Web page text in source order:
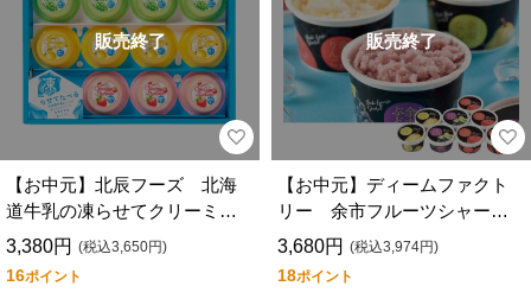
販売終了
【お中元】北辰フーズ 北海
道牛乳の凍らせてクリーミー
シャーベット ＣＳ－１１
3,380円 (税込3,650円)
16ポイント
販売終了
【お中元】ディームファクト
リー 余市フルーツシャーベ
ットセット ＹＦＳＳ－８
3,680円 (税込3,974円)
18ポイント